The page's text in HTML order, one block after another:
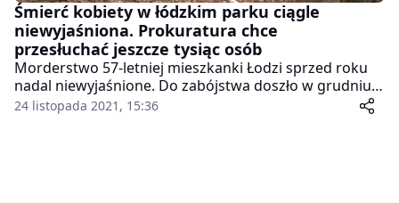
Śmierć kobiety w łódzkim parku ciągle
niewyjaśniona. Prokuratura chce
przesłuchać jeszcze tysiąc osób
Morderstwo 57-letniej mieszkanki Łodzi sprzed roku
nadal niewyjaśnione. Do zabójstwa doszło w grudniu
2020 roku w jednym z parków na łódzkim Zdrowiu. –
24 listopada 2021, 15:36